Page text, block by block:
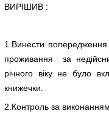
ВИРІШИВ :
1.Винести
проживання за
річного віку не було
книжечки.
2.Контроль за